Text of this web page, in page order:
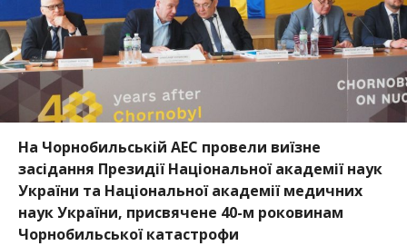
На Чорнобильській АЕС провели виїзне
засідання Президії Національної академії наук
України та Національної академії медичних
наук України, присвячене 40-м роковинам
Чорнобильської катастрофи